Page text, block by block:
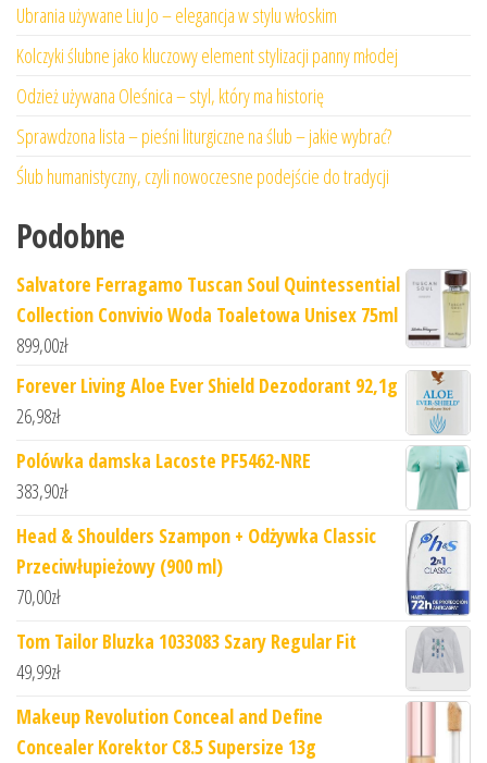
Ubrania używane Liu Jo – elegancja w stylu włoskim
Kolczyki ślubne jako kluczowy element stylizacji panny młodej
Odzież używana Oleśnica – styl, który ma historię
Sprawdzona lista – pieśni liturgiczne na ślub – jakie wybrać?
Ślub humanistyczny, czyli nowoczesne podejście do tradycji
Podobne
Salvatore Ferragamo Tuscan Soul Quintessential
Collection Convivio Woda Toaletowa Unisex 75ml
899,00zł
Forever Living Aloe Ever Shield Dezodorant 92,1g
26,98zł
Polówka damska Lacoste PF5462-NRE
383,90zł
Head & Shoulders Szampon + Odżywka Classic
Przeciwłupieżowy (900 ml)
70,00zł
Tom Tailor Bluzka 1033083 Szary Regular Fit
49,99zł
Makeup Revolution Conceal and Define
Concealer Korektor C8.5 Supersize 13g